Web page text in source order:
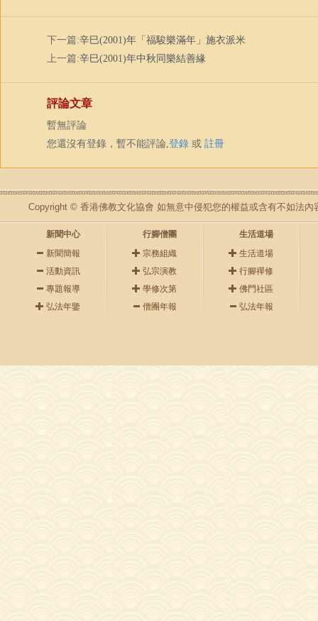
下一篇:辛巳(2001)年「福駿樂滿年」施衣派米
上一篇:辛巳(2001)年中秋同樂結善緣
評論文章
暫無評論
您還沒有登錄，暫不能評論,登錄 或 註冊
Copyright © 香港佛教文化協會 如無意中侵犯您的權益或含有不如法內
新聞中心
新聞簡報
活動資訊
專題報導
弘法年鑒
行腳僧團
宗務組織
弘宗演教
學修次第
僧團年報
生活道場
生活道場
行腳禪修
佛門社區
弘法年報